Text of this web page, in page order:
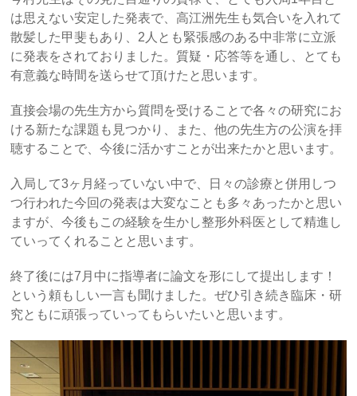
は思えない安定した発表で、高江洲先生も気合いを入れて
散髪した甲斐もあり、2人とも緊張感のある中非常に立派
に発表をされておりました。質疑・応答等を通し、とても
有意義な時間を送らせて頂けたと思います。
直接会場の先生方から質問を受けることで各々の研究にお
ける新たな課題も見つかり、また、他の先生方の公演を拝
聴することで、今後に活かすことが出来たかと思います。
入局して3ヶ月経っていない中で、日々の診療と併用しつ
つ行われた今回の発表は大変なことも多々あったかと思い
ますが、今後もこの経験を生かし整形外科医として精進し
ていってくれることと思います。
終了後には7月中に指導者に論文を形にして提出します！
という頼もしい一言も聞けました。ぜひ引き続き臨床・研
究ともに頑張っていってもらいたいと思います。